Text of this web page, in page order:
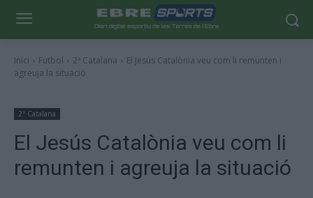
Inici Futbol 2ª Catalana
El Jesús Catalònia veu com li remunten i
agreuja la situació
2ª Catalana
El Jesús Catalònia veu com li
remunten i agreuja la situació